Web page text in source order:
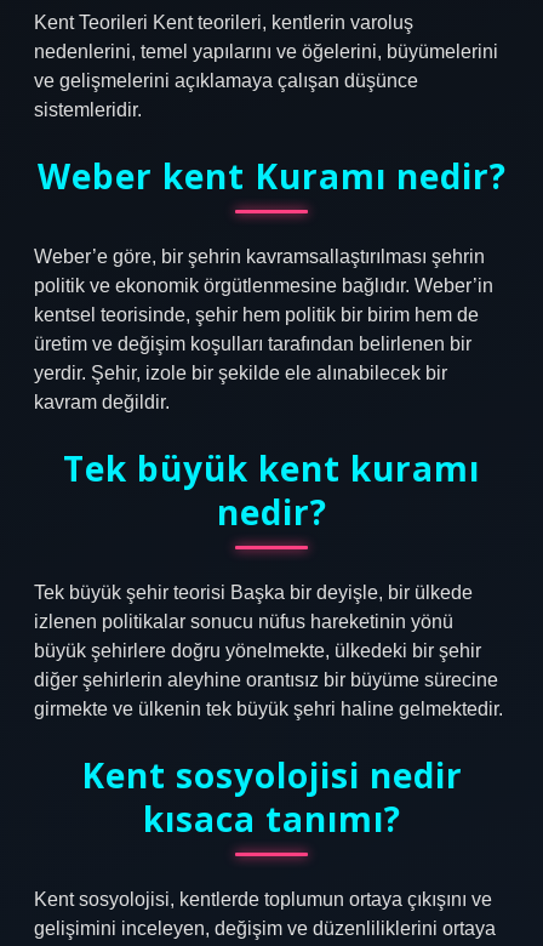
Kent Teorileri Kent teorileri, kentlerin varoluş
nedenlerini, temel yapılarını ve öğelerini, büyümelerini
ve gelişmelerini açıklamaya çalışan düşünce
sistemleridir.
Weber kent Kuramı nedir?
Weber’e göre, bir şehrin kavramsallaştırılması şehrin
politik ve ekonomik örgütlenmesine bağlıdır. Weber’in
kentsel teorisinde, şehir hem politik bir birim hem de
üretim ve değişim koşulları tarafından belirlenen bir
yerdir. Şehir, izole bir şekilde ele alınabilecek bir
kavram değildir.
Tek büyük kent kuramı
nedir?
Tek büyük şehir teorisi Başka bir deyişle, bir ülkede
izlenen politikalar sonucu nüfus hareketinin yönü
büyük şehirlere doğru yönelmekte, ülkedeki bir şehir
diğer şehirlerin aleyhine orantısız bir büyüme sürecine
girmekte ve ülkenin tek büyük şehri haline gelmektedir.
Kent sosyolojisi nedir
kısaca tanımı?
Kent sosyolojisi, kentlerde toplumun ortaya çıkışını ve
gelişimini inceleyen, değişim ve düzenliliklerini ortaya